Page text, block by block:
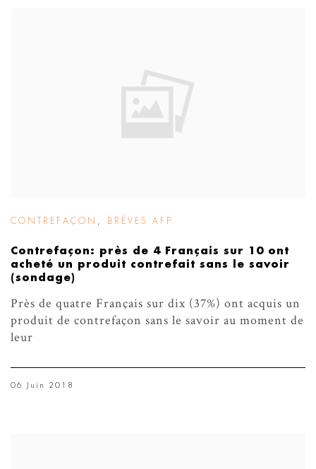
CONTREFAÇON BRÈVES AFP
Contrefaçon: près de 4 Français sur 10 ont
acheté un produit contrefait sans le savoir
(sondage)
Près de quatre Français sur dix (37%) ont acquis un
produit de contrefaçon sans le savoir au moment de
leur
06 Juin 2018